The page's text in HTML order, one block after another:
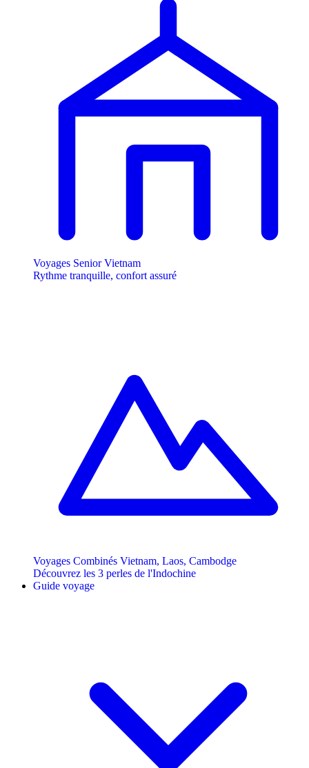
Voyages Senior Vietnam
Rythme tranquille, confort assuré
Voyages Combinés Vietnam, Laos, Cambodge
Découvrez les 3 perles de l'Indochine
Guide voyage